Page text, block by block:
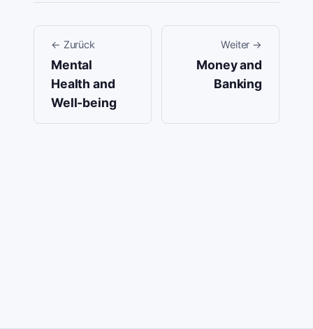
← Zurück
Mental
Health and
Well-being
Weiter →
Money and
Banking